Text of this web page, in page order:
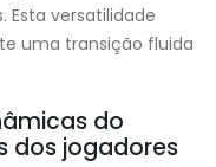
Esta versatilidade
uma transição fluida
do
dos jogadores